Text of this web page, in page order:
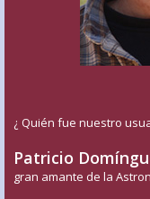
¿ Quién fue nuestro
Patricio
gran amante de la